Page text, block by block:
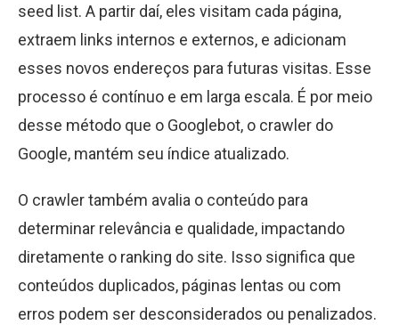
seed list. A partir daí, eles visitam cada página,
extraem links internos e externos, e adicionam
esses novos endereços para futuras visitas. Esse
processo é contínuo e em larga escala. É por meio
desse método que o Googlebot, o crawler do
Google, mantém seu índice atualizado.
O crawler também avalia o conteúdo para
determinar relevância e qualidade, impactando
diretamente o ranking do site. Isso significa que
conteúdos duplicados, páginas lentas ou com
erros podem ser desconsiderados ou penalizados.